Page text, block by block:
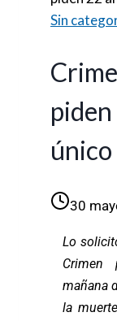
Sin
único
30
Lo
Crimen
mañana
la